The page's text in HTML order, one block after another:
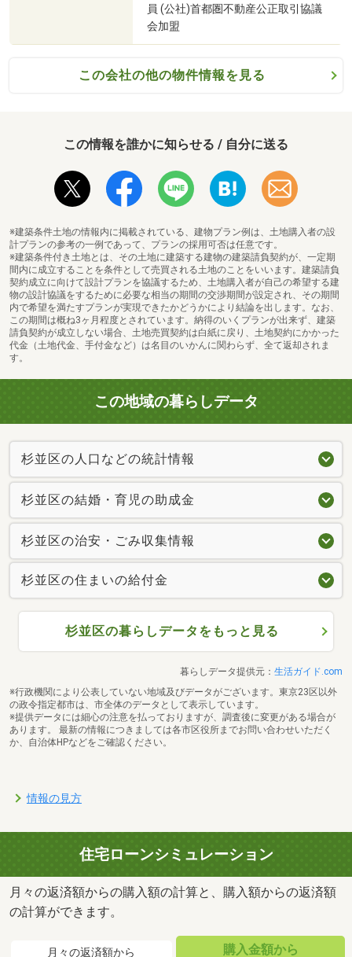
員 (公社)首都圏不動産公正取引協議
会加盟
この会社の他の物件情報を見る
この情報を誰かに知らせる / 自分に送る
※建築条件土地の情報内に掲載されている、建物プラン例は、土地購入者の設
計プランの参考の一例であって、プランの採用可否は任意です。
※建築条件付き土地とは、その土地に建築する建物の建築請負契約が、一定期
間内に成立することを条件として売買される土地のことをいいます。建築請負
契約成立に向けて設計プランを協議するため、土地購入者が自己の希望する建
物の設計協議をするために必要な相当の期間の交渉期間が設定され、その期間
内で希望を満たすプランが実現できたかどうかにより結論を出します。なお、
この期間は概ね3ヶ月程度とされています。納得のいくプランが出来ず、建築
請負契約が成立しない場合、土地売買契約は白紙に戻り、土地契約にかかった
代金（土地代金、手付金など）は名目のいかんに関わらず、全て返却されま
す。
この地域の暮らしデータ
杉並区の人口などの統計情報
杉並区の結婚・育児の助成金
杉並区の治安・ごみ収集情報
杉並区の住まいの給付金
杉並区の暮らしデータをもっと見る
暮らしデータ提供元： 生活ガイド.com
※行政機関により公表していない地域及びデータがございます。東京23区以外
の政令指定都市は、市全体のデータとして表示しています。
※提供データには細心の注意を払っておりますが、調査後に変更がある場合が
あります。 最新の情報につきましては各市区役所までお問い合わせいただく
か、自治体HPなどをご確認ください。
情報の見方
住宅ローンシミュレーション
月々の返済額からの購入額の計算と、購入額からの返済額
の計算ができます。
月々の返済額から 購入金額から